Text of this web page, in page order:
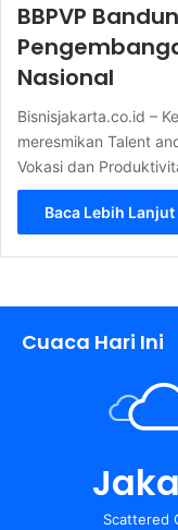
BBPVP
Nasional
Bisnisjakarta.co.id –
meresmikan Talent
Vokasi dan
Baca Lebih Lanjut
Cuaca Hari Ini
Scattered